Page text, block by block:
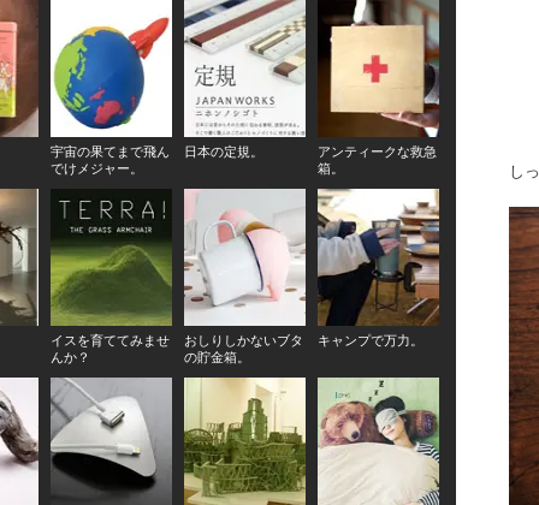
宇宙の果てまで飛ん
でけメジャー。
日本の定規。
アンティークな救急
箱。
イスを育ててみませ
んか？
おしりしかないブタ
の貯金箱。
キャンプで万力。
し